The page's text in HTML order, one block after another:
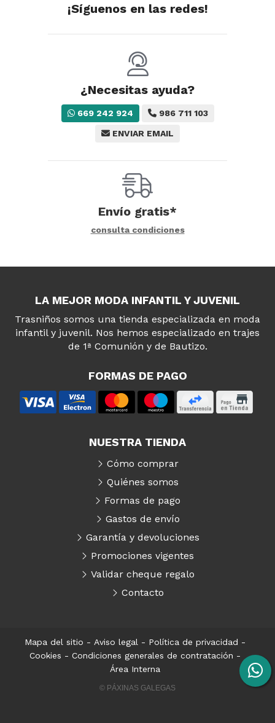
¡Síguenos en las redes!
¿Necesitas ayuda?
669 242 924 986 711 103
ENVIAR EMAIL
Envío gratis*
consulta condiciones
LA MEJOR MODA INFANTIL Y JUVENIL
Trasniños somos una tienda especializada en moda
infantil y juvenil. Nos hemos especializado en trajes
de 1ª Comunión y de Bautizo.
FORMAS DE PAGO
NUESTRA TIENDA
Cómo comprar
Quiénes somos
Formas de pago
Gastos de envío
Garantía y devoluciones
Promociones vigentes
Validar cheque regalo
Contacto
Mapa del sitio - Aviso legal - Política de privacidad -
Cookies - Condiciones generales de contratación -
Área Interna
© PÁXINAS GALEGAS